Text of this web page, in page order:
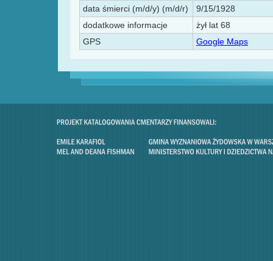
data śmierci (m/d/y) (m/d/r)
9/15/1928
dodatkowe informacje
żył lat 68
GPS
Google Maps